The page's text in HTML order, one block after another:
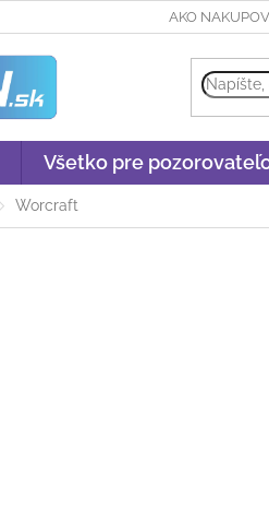
AKO
Všetko pre
Worcraft